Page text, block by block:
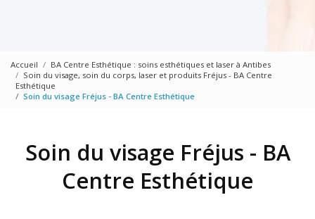
Accueil
BA Centre Esthétique : soins esthétiques et laser à Antibes
Soin du visage, soin du corps, laser et produits Fréjus - BA Centre
Esthétique
Soin du visage Fréjus - BA Centre Esthétique
Soin du visage Fréjus - BA
Centre Esthétique